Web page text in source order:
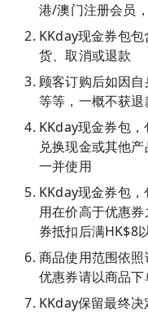
港/澳门注册会员
KKday现金券包
货、取消或退款
顾客订购后如因
等等，一概不获退
KKday现金券包
兑换现金或其他
一并使用
KKday现金券包
用在价高于优惠
券抵扣后满HK$8
商品使用范围依
优惠券请以商品
KKday保留最终决